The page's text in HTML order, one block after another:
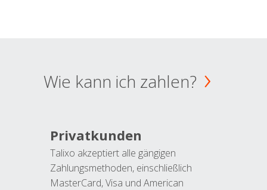
Wie kann ich zahlen?
Privatkunden
Talixo akzeptiert alle gängigen
Zahlungsmethoden, einschließlich
MasterCard, Visa und American